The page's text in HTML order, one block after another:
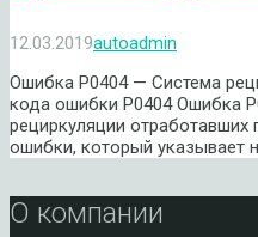
12.03.2019autoadmin
Ошибка P0404 — Система
кода ошибки P0404 Ошибка
рециркуляции
ошибки, который указывает
О компании